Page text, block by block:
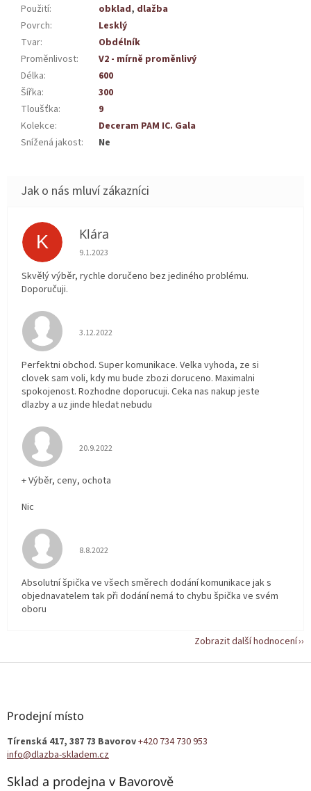
Použití: obklad, dlažba
Povrch:
Lesklý
Tvar:
Obdélník
Proměnlivost:
V2 - mírně proměnlivý
Délka:
600
Šířka:
300
Tloušťka:
9
Kolekce:
Deceram PAM IC. Gala
Snížená jakost: Ne
K Klára
Hodnocení obchodu je 5 z 5 hvězdiček.
9.1.2023
Skvělý výběr, rychle doručeno bez jediného problému.
Doporučuji.
Hodnocení obchodu je 5 z 5 hvězdiček.
3.12.2022
Perfektni obchod. Super komunikace. Velka vyhoda, ze si
clovek sam voli, kdy mu bude zbozi doruceno. Maximalni
spokojenost. Rozhodne doporucuji. Ceka nas nakup jeste
dlazby a uz jinde hledat nebudu
Hodnocení obchodu je 5 z 5 hvězdiček.
20.9.2022
+ Výběr, ceny, ochota
Nic
Hodnocení obchodu je 5 z 5 hvězdiček.
8.8.2022
Absolutní špička ve všech směrech dodání komunikace jak s
objednavatelem tak při dodání nemá to chybu špička ve svém
oboru
Zobrazit další hodnocení
Z
Prodejní místo
Tírenská 417, 387 73 Bavorov+420 734 730 953
info@dlazba-skladem.cz
Sklad a prodejna v Bavorově